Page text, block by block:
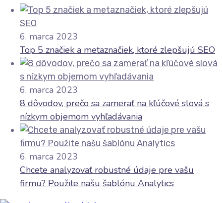
6. marca 2023
Top 5 značiek a metaznačiek, ktoré zlepšujú SEO
6. marca 2023
8 dôvodov, prečo sa zamerať na kľúčové slová s
nízkym objemom vyhľadávania
6. marca 2023
Chcete analyzovať robustné údaje pre vašu
firmu? Použite našu šablónu Analytics